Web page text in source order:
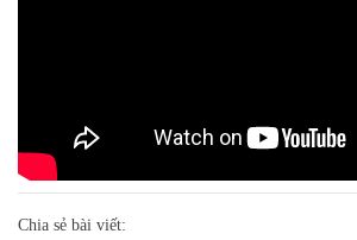
Chia sẻ bài viết: